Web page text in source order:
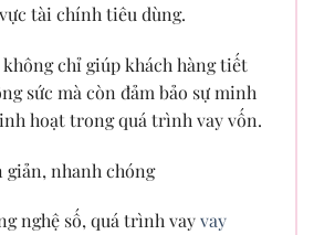
tài chính tiêu dùng.
chỉ giúp khách hàng tiết
sức mà còn đảm bảo sự minh
hoạt trong quá trình vay vốn.
nhanh chóng
nghệ số, quá trình vayvay